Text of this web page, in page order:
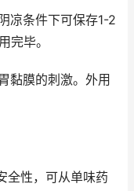
凉条件下可保存1-2
完毕。
黏膜的刺激。外用
全性，可从单味药